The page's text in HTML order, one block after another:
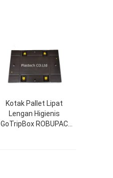
Kotak Pallet Lipat
Lengan Higienis
GoTripBox ROBUPAC